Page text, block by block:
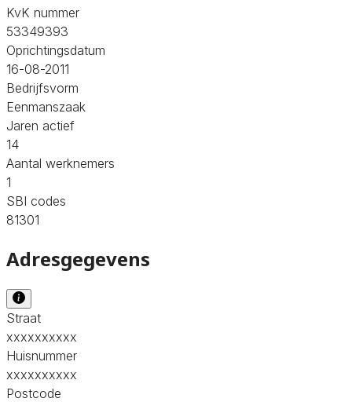
KvK nummer
53349393
Oprichtingsdatum
16-08-2011
Bedrijfsvorm
Eenmanszaak
Jaren actief
14
Aantal werknemers
1
SBI codes
81301
Adresgegevens
Straat
xxxxxxxxxx
Huisnummer
xxxxxxxxxx
Postcode